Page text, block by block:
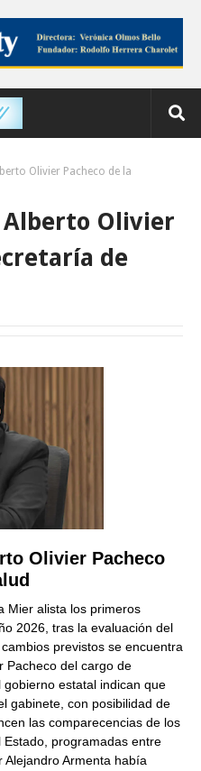
Olivier Pacheco de la
Alberto Olivier
de
Olivier Pacheco
Mier alista los primeros
2026, tras la evaluación del
previstos se encuentra
Pacheco del cargo de
estatal indican que
gabinete, con posibilidad de
las comparecencias de los
programadas entre
Alejandro Armenta había